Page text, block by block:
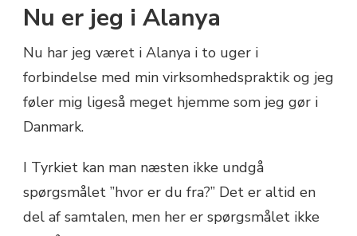
Nu er jeg i Alanya
Nu har jeg været i Alanya i to uger i
forbindelse med min virksomhedspraktik og jeg
føler mig ligeså meget hjemme som jeg gør i
Danmark.
I Tyrkiet kan man næsten ikke undgå
spørgsmålet ”hvor er du fra?” Det er altid en
del af samtalen, men her er spørgsmålet ikke